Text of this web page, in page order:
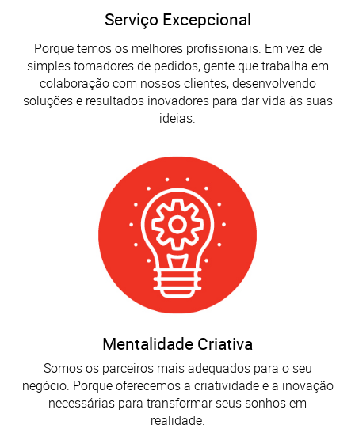
Serviço Excepcional
Porque temos os melhores profissionais. Em vez de
simples tomadores de pedidos, gente que trabalha em
colaboração com nossos clientes, desenvolvendo
soluções e resultados inovadores para dar vida às suas
ideias.
Mentalidade Criativa
Somos os parceiros mais adequados para o seu
negócio. Porque oferecemos a criatividade e a inovação
necessárias para transformar seus sonhos em
realidade.